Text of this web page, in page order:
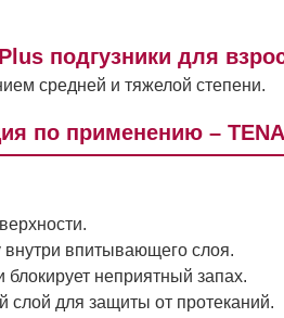
подгузники для
средней и тяжелой степени.
по применению –
внутри впитывающего слоя.
неприятный запах.
слой для защиты от протеканий.